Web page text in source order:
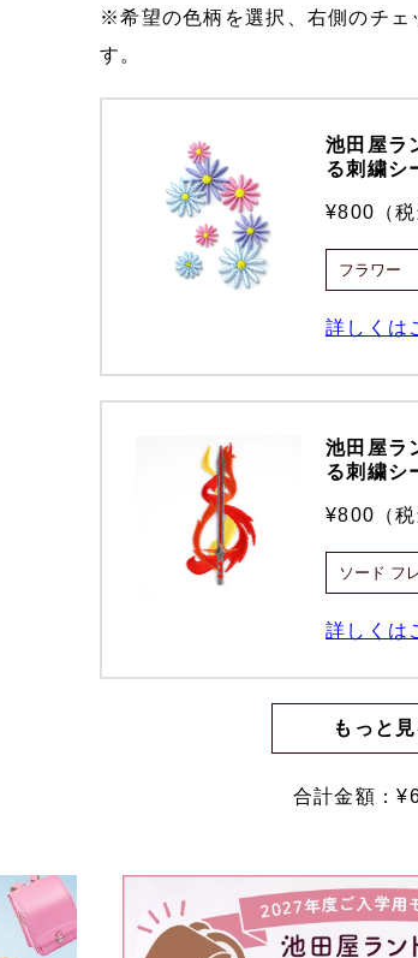
※希望の色柄を選択、右側のチェ
す。
池田屋ラ
る刺繍シ
¥800（税
詳しくは
池田屋ラ
る刺繍シ
¥800（税
詳しくは
もっと見
合計金額：¥